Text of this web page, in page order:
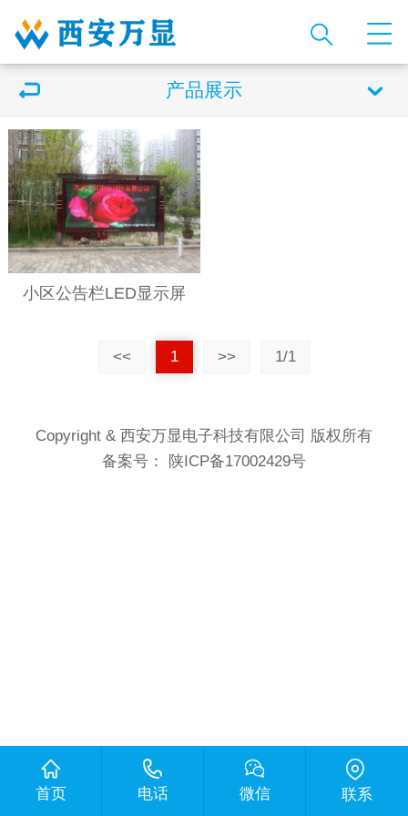
产品展示
小区公告栏LED显示屏
<< 1 >> 1/1
Copyright & 西安万显电子科技有限公司 版权所有
备案号：
陕ICP备17002429号
首页 电话 微信 联系